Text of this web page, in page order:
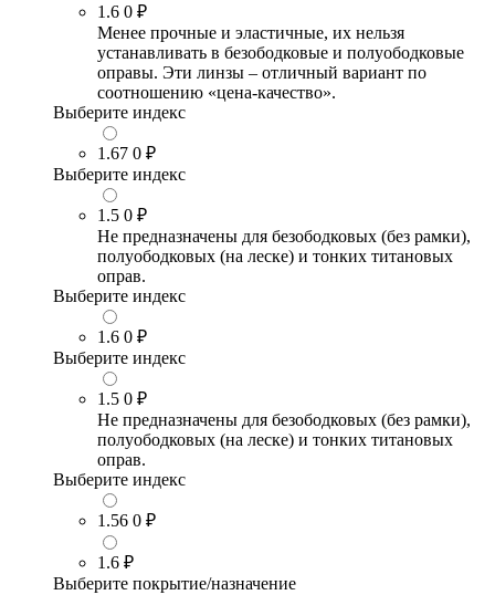
1.6 0 ₽
Менее прочные и эластичные, их нельзя
устанавливать в безободковые и полуободковые
оправы. Эти линзы – отличный вариант по
соотношению «цена-качество».
Выберите индекс
1.67 0 ₽
Выберите индекс
1.5 0 ₽
Не предназначены для безободковых (без рамки),
полуободковых (на леске) и тонких титановых
оправ.
Выберите индекс
1.6 0 ₽
Выберите индекс
1.5 0 ₽
Не предназначены для безободковых (без рамки),
полуободковых (на леске) и тонких титановых
оправ.
Выберите индекс
1.56 0 ₽
1.6 ₽
Выберите покрытие/назначение